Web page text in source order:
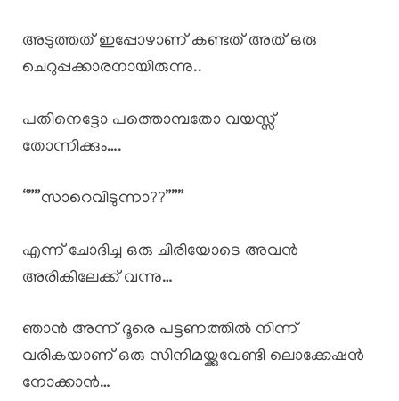
അടുത്തത് ഇപ്പോഴാണ് കണ്ടത് അത് ഒരു
ചെറുപ്പക്കാരനായിരുന്നു..
പതിനെട്ടോ പത്തൊമ്പതോ വയസ്സ്
തോന്നിക്കും….
“””സാറെവിടുന്നാ??”””
എന്ന് ചോദിച്ച ഒരു ചിരിയോടെ അവൻ
അരികിലേക്ക് വന്നു…
ഞാൻ അന്ന് ദൂരെ പട്ടണത്തിൽ നിന്ന്
വരികയാണ് ഒരു സിനിമയ്ക്കുവേണ്ടി ലൊക്കേഷൻ
നോക്കാൻ…